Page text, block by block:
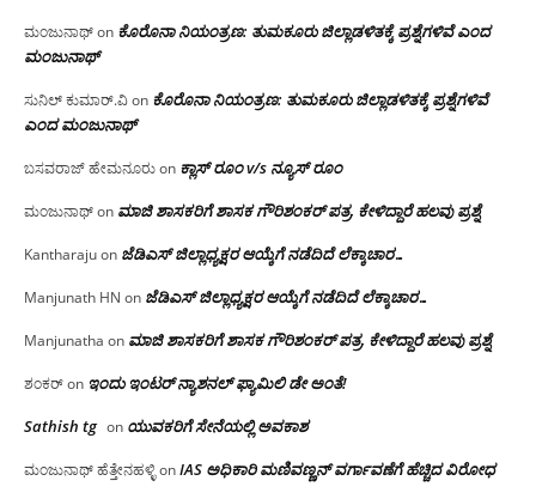
ಮಂಜುನಾಥ್on ಕೊರೊನಾ ನಿಯಂತ್ರಣ: ತುಮಕೂರು ಜಿಲ್ಲಾಡಳಿತಕ್ಕೆ ಪ್ರಶ್ನೆಗಳಿವೆ ಎಂದ
ಮಂಜು‌ನಾಥ್
ಸುನಿಲ್ ಕುಮಾರ್.ವಿon ಕೊರೊನಾ ನಿಯಂತ್ರಣ: ತುಮಕೂರು ಜಿಲ್ಲಾಡಳಿತಕ್ಕೆ ಪ್ರಶ್ನೆಗಳಿವೆ
ಎಂದ ಮಂಜು‌ನಾಥ್
ಬಸವರಾಜ್ ಹೇಮನೂರುon ಕ್ಲಾಸ್ ರೂಂ v/s ನ್ಯೂಸ್ ರೂಂ
ಮಂಜುನಾಥ್on ಮಾಜಿ ಶಾಸಕರಿಗೆ ಶಾಸಕ ಗೌರಿಶಂಕರ್ ಪತ್ರ, ಕೇಳಿದ್ದಾರೆ ಹಲವು ಪ್ರಶ್ನೆ
Kantharajuon ಜೆಡಿಎಸ್ ಜಿಲ್ಲಾಧ್ಯಕ್ಷರ ಆಯ್ಕೆಗೆ ನಡೆದಿದೆ ಲೆಕ್ಕಾಚಾರ…
Manjunath HN on ಜೆಡಿಎಸ್ ಜಿಲ್ಲಾಧ್ಯಕ್ಷರ ಆಯ್ಕೆಗೆ ನಡೆದಿದೆ ಲೆಕ್ಕಾಚಾರ…
Manjunatha on ಮಾಜಿ ಶಾಸಕರಿಗೆ ಶಾಸಕ ಗೌರಿಶಂಕರ್ ಪತ್ರ, ಕೇಳಿದ್ದಾರೆ ಹಲವು ಪ್ರಶ್ನೆ
ಶಂಕರ್on ಇಂದು ಇಂಟರ್ ನ್ಯಾಶನಲ್ ಫ್ಯಾಮಿಲಿ ಡೇ ಅಂತೆ!
Sathish tg on ಯುವಕರಿಗೆ ಸೇನೆಯಲ್ಲಿ ಅವಕಾಶ
ಮಂಜುನಾಥ್ ಹೆತ್ತೇನಹಳ್ಳಿonIAS ಅಧಿಕಾರಿ ಮಣಿವಣ್ಣನ್ ವರ್ಗಾವಣೆಗೆ ಹೆಚ್ಚಿದ‌ ವಿರೋಧ